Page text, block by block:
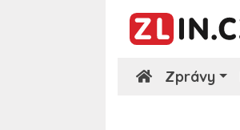
Zprávy